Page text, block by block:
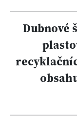
Dubnové